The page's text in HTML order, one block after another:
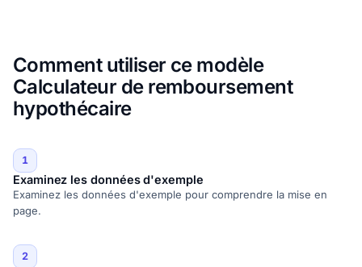
Comment utiliser ce modèle
Calculateur de remboursement
hypothécaire
1
Examinez les données d'exemple
Examinez les données d'exemple pour comprendre la mise en
page.
2